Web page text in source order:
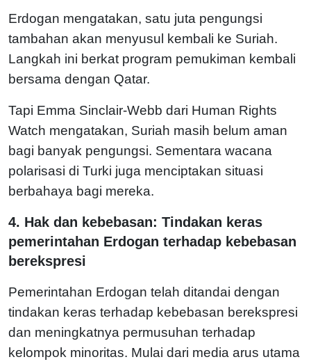
Erdogan mengatakan, satu juta pengungsi
tambahan akan menyusul kembali ke Suriah.
Langkah ini berkat program pemukiman kembali
bersama dengan Qatar.
Tapi Emma Sinclair-Webb dari Human Rights
Watch mengatakan, Suriah masih belum aman
bagi banyak pengungsi. Sementara wacana
polarisasi di Turki juga menciptakan situasi
berbahaya bagi mereka.
4. Hak dan kebebasan: Tindakan keras
pemerintahan Erdogan terhadap kebebasan
berekspresi
Pemerintahan Erdogan telah ditandai dengan
tindakan keras terhadap kebebasan berekspresi
dan meningkatnya permusuhan terhadap
kelompok minoritas. Mulai dari media arus utama